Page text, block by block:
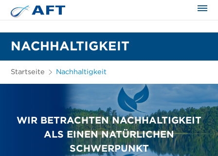
NACHHALTIGKEIT
Startseite Nachhaltigkeit
WIR BETRACHTEN NACHHALTIGKEIT
ALS EINEN NATÜRLICHEN
SCHWERPUNKT